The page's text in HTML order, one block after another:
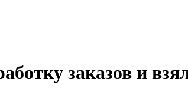
заказов и